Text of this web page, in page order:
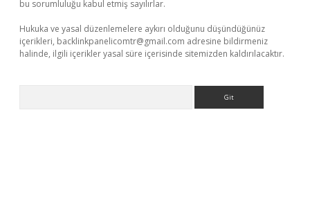
bu sorumluluğu kabul etmiş sayılırlar.
Hukuka ve yasal düzenlemelere aykırı olduğunu düşündüğünüz
içerikleri, backlinkpanelicomtr@gmail.com adresine bildirmeniz
halinde, ilgili içerikler yasal süre içerisinde sitemizden kaldırılacaktır.